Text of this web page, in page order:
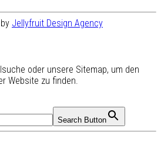
Jellyfruit Design Agency
oder unsere Sitemap, um den
Website zu finden.
Search Button